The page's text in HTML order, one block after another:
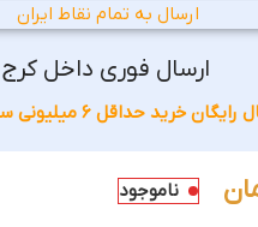
ارسال به تمام نقاط ایران
ارسال فوری داخل کرج
خرید حداقل 6 میلیونی سراسر ایران
ناموجود